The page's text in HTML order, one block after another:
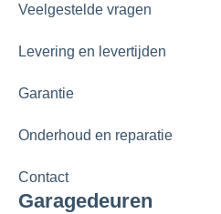
Veelgestelde vragen
Levering en levertijden
Garantie
Onderhoud en reparatie
Contact
Garagedeuren